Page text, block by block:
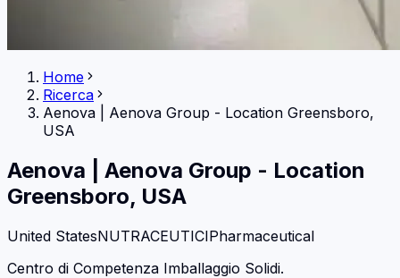
Home
Ricerca
Aenova
Aenova Group - Location Greensboro,
USA
Aenova
Aenova Group - Location
Greensboro, USA
United StatesNUTRACEUTICIPharmaceutical
Centro di Competenza Imballaggio Solidi.